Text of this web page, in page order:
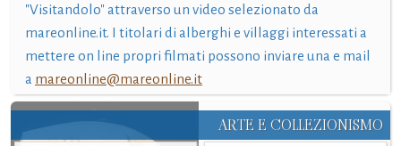
"Visitandolo" attraverso un video selezionato da
mareonline.it. I titolari di alberghi e villaggi interessati a
mettere on line propri filmati possono inviare una e mail
a mareonline@mareonline.it
ARTE E COLLEZIONISMO